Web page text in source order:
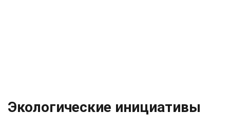
Экологические инициативы